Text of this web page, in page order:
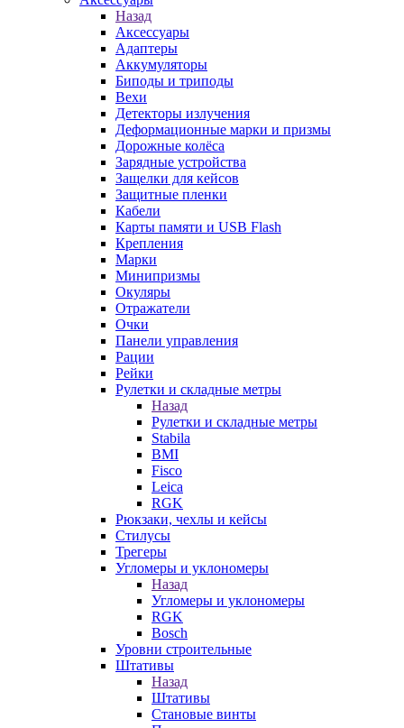
Назад
Аксессуары
Адаптеры
Аккумуляторы
Биподы и триподы
Вехи
Детекторы излучения
Деформационные марки и призмы
Дорожные колёса
Зарядные устройства
Защелки для кейсов
Защитные пленки
Кабели
Карты памяти и USB Flash
Крепления
Марки
Минипризмы
Окуляры
Отражатели
Очки
Панели управления
Рации
Рейки
Рулетки и складные метры
Назад
Рулетки и складные метры
Stabila
BMI
Fisco
Leica
RGK
Рюкзаки, чехлы и кейсы
Стилусы
Трегеры
Угломеры и уклономеры
Назад
Угломеры и уклономеры
RGK
Bosch
Уровни строительные
Штативы
Назад
Штативы
Становые винты